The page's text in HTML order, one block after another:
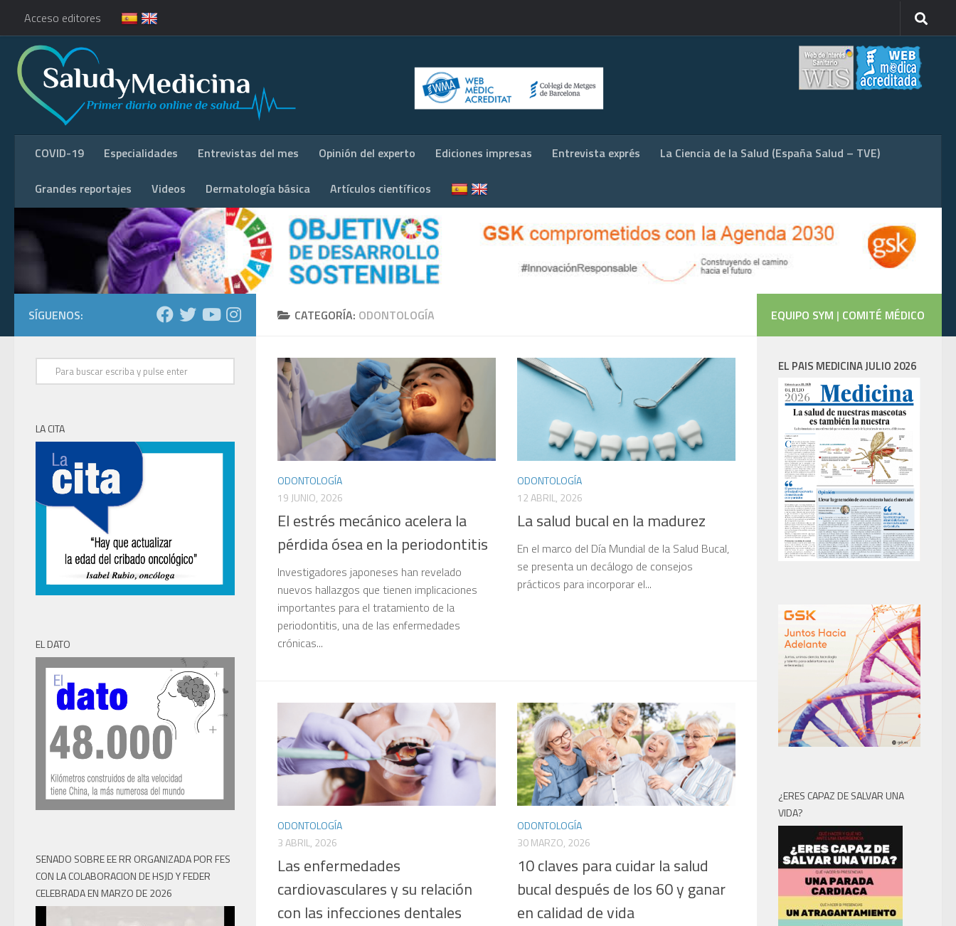
Acceso editores
COVID-19 Especialidades Entrevistas del mes Opinión del experto Ediciones impresas Entrevista exprés La Ciencia de la Salud (España Salud – TVE)
Grandes reportajes Videos Dermatología básica Artículos científicos
CATEGORÍA: ODONTOLOGÍA
ODONTOLOGÍA
19 JUNIO, 2026
El estrés mecánico acelera la
pérdida ósea en la periodontitis
Investigadores japoneses han revelado
nuevos hallazgos que tienen implicaciones
importantes para el tratamiento de la
periodontitis, una de las enfermedades
crónicas...
ODONTOLOGÍA
12 ABRIL, 2026
La salud bucal en la madurez
En el marco del Día Mundial de la Salud Bucal,
se presenta un decálogo de consejos
prácticos para incorporar el...
ODONTOLOGÍA
3 ABRIL, 2026
Las enfermedades
cardiovasculares y su relación
con las infecciones dentales
ODONTOLOGÍA
30 MARZO, 2026
10 claves para cuidar la salud
bucal después de los 60 y ganar
en calidad de vida
SÍGUENOS:
LA CITA
EL DATO
SENADO SOBRE EE RR ORGANIZADA POR FES
CON LA COLABORACION DE HSJD Y FEDER
CELEBRADA EN MARZO DE 2026
EQUIPO SYM | COMITÉ MÉDICO
EL PAIS MEDICINA JULIO 2026
¿ERES CAPAZ DE SALVAR UNA
VIDA?